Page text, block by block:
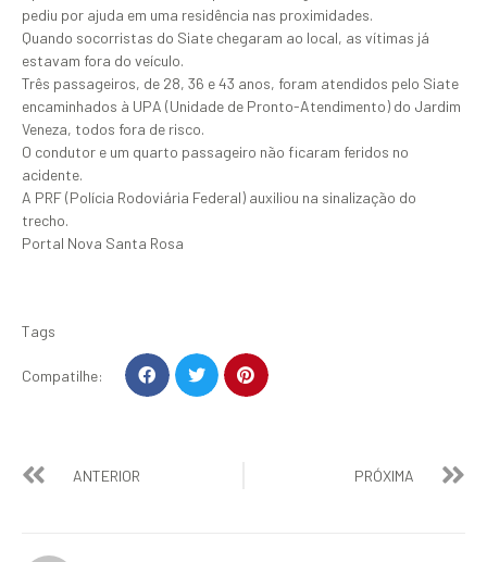
pediu por ajuda em uma residência nas proximidades.
Quando socorristas do Siate chegaram ao local, as vítimas já
estavam fora do veículo.
Três passageiros, de 28, 36 e 43 anos, foram atendidos pelo Siate
encaminhados à UPA (Unidade de Pronto-Atendimento) do Jardim
Veneza, todos fora de risco.
O condutor e um quarto passageiro não ficaram feridos no
acidente.
A PRF (Polícia Rodoviária Federal) auxiliou na sinalização do
trecho.
Portal Nova Santa Rosa
Tags
Compatilhe:
ANTERIOR PRÓXIMA